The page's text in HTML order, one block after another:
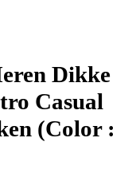
Dikke
Casual
(Color :